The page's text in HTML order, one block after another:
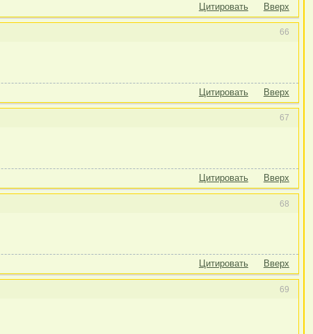
Цитировать Вверх
66
Цитировать Вверх
67
Цитировать Вверх
68
Цитировать Вверх
69